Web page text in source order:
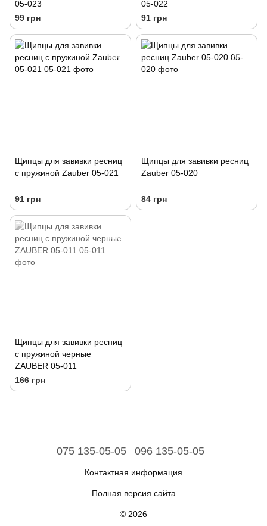
05-023
99 грн
05-022
91 грн
Щипцы для завивки ресниц
с пружиной Zauber 05-021
91 грн
Щипцы для завивки ресниц
Zauber 05-020
84 грн
Щипцы для завивки ресниц
с пружиной черные
ZAUBER 05-011
166 грн
075 135-05-05 096 135-05-05
Контактная информация
Полная версия сайта
© 2026